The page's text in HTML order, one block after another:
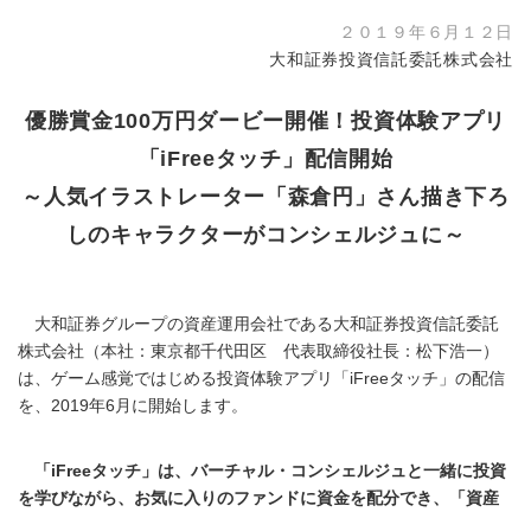
２０１９年６月１２日
大和証券投資信託委託株式会社
優勝賞金100万円ダービー開催！投資体験アプリ
「iFreeタッチ」配信開始
～人気イラストレーター「森倉円」さん描き下ろ
しのキャラクターがコンシェルジュに～
大和証券グループの資産運用会社である大和証券投資信託委託
株式会社（本社：東京都千代田区 代表取締役社長：松下浩一）
は、ゲーム感覚ではじめる投資体験アプリ「iFreeタッチ」の配信
を、2019年6月に開始します。
「iFreeタッチ」は、バーチャル・コンシェルジュと一緒に投資
を学びながら、お気に入りのファンドに資金を配分でき、「資産